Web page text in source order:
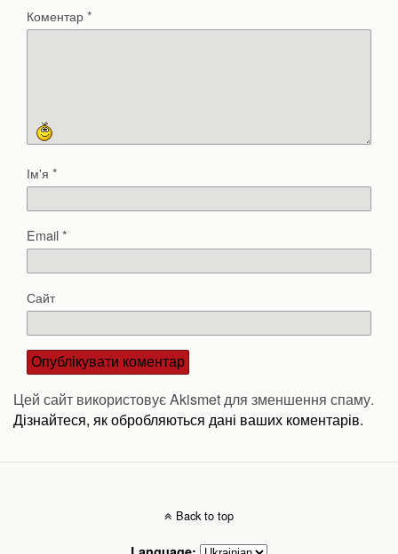
Коментар*
Ім'я *
Email*
Сайт
Цей сайт використовує Akismet для зменшення спаму.
Дізнайтеся, як обробляються дані ваших коментарів.
Back to top